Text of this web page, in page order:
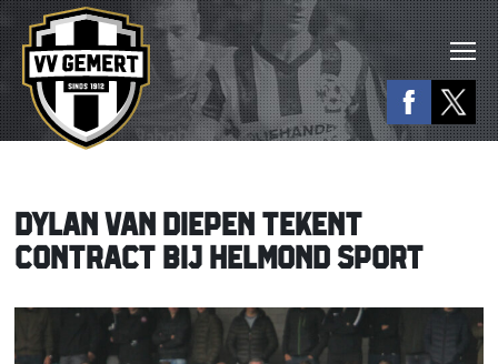
DYLAN VAN DIEPEN TEKENT
CONTRACT BIJ HELMOND SPORT